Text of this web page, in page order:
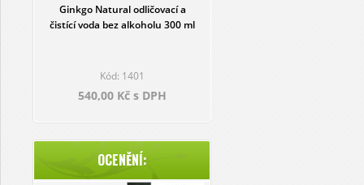
Ginkgo Natural odličovací a
čistící voda bez alkoholu 300 ml
Kód: 1401
540,00 Kč s DPH
OCENĚNÍ: